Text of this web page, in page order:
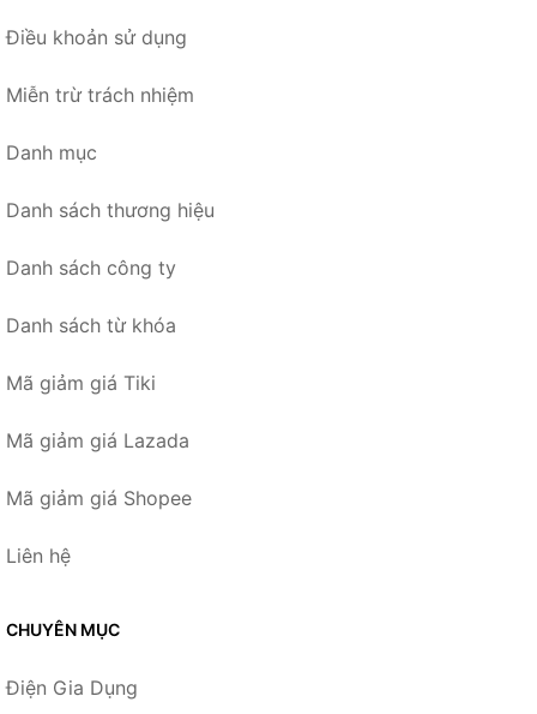
Điều khoản sử dụng
Miễn trừ trách nhiệm
Danh mục
Danh sách thương hiệu
Danh sách công ty
Danh sách từ khóa
Mã giảm giá Tiki
Mã giảm giá Lazada
Mã giảm giá Shopee
Liên hệ
CHUYÊN MỤC
Điện Gia Dụng